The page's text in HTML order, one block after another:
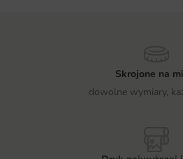
Skrojone na
dowolne wymiary,